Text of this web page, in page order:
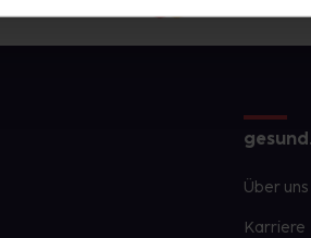
Über uns
Karriere